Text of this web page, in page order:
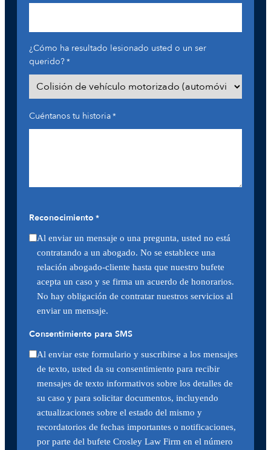
¿Cómo ha resultado lesionado usted o un ser
querido?*
Cuéntanos tu historia*
Reconocimiento *
Al enviar un mensaje o una pregunta, usted no está
contratando a un abogado. No se establece una
relación abogado-cliente hasta que nuestro bufete
acepta un caso y se firma un acuerdo de honorarios.
No hay obligación de contratar nuestros servicios al
enviar un mensaje.
Consentimiento para SMS
Al enviar este formulario y suscribirse a los mensajes
de texto, usted da su consentimiento para recibir
mensajes de texto informativos sobre los detalles de
su caso y para solicitar documentos, incluyendo
actualizaciones sobre el estado del mismo y
recordatorios de fechas importantes o notificaciones,
por parte del bufete Crosley Law Firm en el número